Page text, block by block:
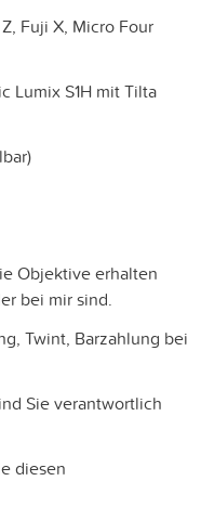
Fuji X, Micro Four
Lumix S1H mit Tilta
Objektive erhalten
bei mir sind.
Twint, Barzahlung bei
Sie verantwortlich
diesen